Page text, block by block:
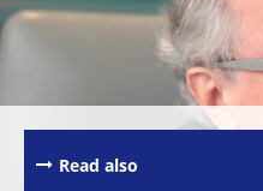
Read also
outils de
d'impression